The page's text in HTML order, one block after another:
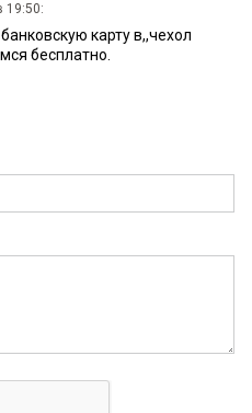
19:50:
карту в,,чехол
бесплатно.